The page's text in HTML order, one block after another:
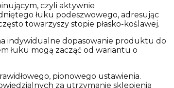
czyli aktywnie
łuku podeszwowego, adresując
towarzyszy stopie płasko-koślawej.
indywidualne dopasowanie produktu do
łuku mogą zacząć od wariantu o
pionowego ustawienia.
za utrzymanie sklepienia